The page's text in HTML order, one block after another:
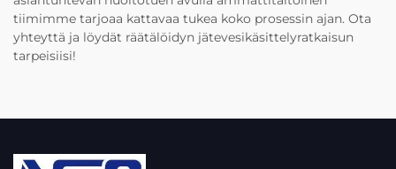
tiimimme tarjoaa kattavaa tukea koko prosessin ajan. Ota
yhteyttä ja löydät räätälöidyn jätevesikäsittelyratkaisun
tarpeisiisi!